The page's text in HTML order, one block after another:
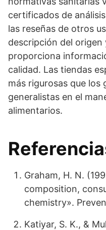
certificados de
las reseñas de otros
descripción del origen
proporciona
calidad. Las tiendas
más rigurosas que los
generalistas en el
alimentarios.
Graham, H. N.
composition,
chemistry».
Katiyar, S. K., &